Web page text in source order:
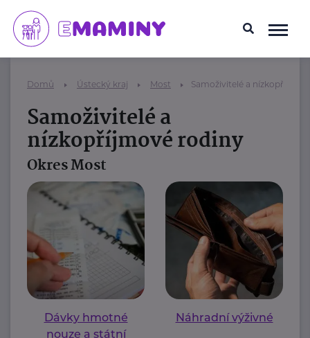
Domů Ústecký kraj Most Samoživitelé a
Samoživitelé a
nízkopříjmové rodiny
Okres Most
Dávky hmotné
nouze a státní
Náhradní výživné